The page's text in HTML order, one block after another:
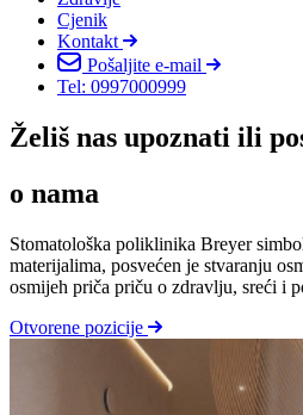
Cjenik
Kontakt
Pošaljite e-mail
Tel: 0997000999
Želiš nas upoznati ili
o nama
Stomatološka poliklinika Breyer
materijalima, posvećen je stvaranju
osmijeh priča priču o zdravlju, sreći i
Otvorene pozicije